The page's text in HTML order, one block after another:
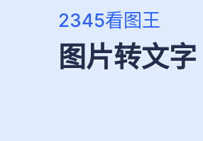
2345看图王
图片转文字